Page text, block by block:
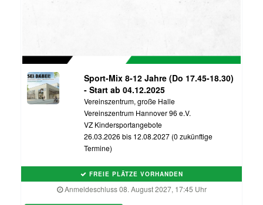
Sport-Mix 8-12 Jahre (Do 17.45-18.30)
- Start ab 04.12.2025
Vereinszentrum, große Halle
Vereinszentrum Hannover 96 e.V.
VZ Kindersportangebote
26.03.2026 bis 12.08.2027 (0 zukünftige
Termine)
FREIE PLÄTZE VORHANDEN
Anmeldeschluss 08. August 2027, 17:45 Uhr